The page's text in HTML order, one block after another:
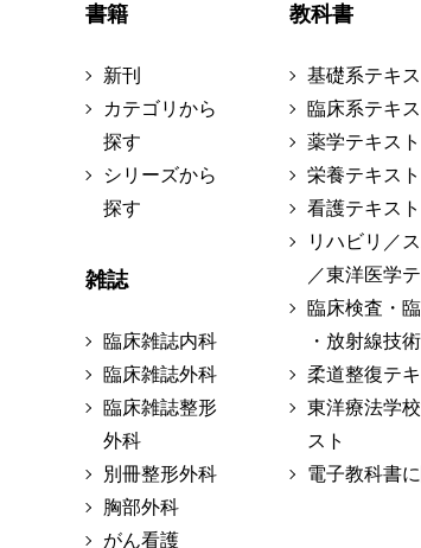
書籍
新刊
カテゴリから
探す
シリーズから
探す
雑誌
臨床雑誌内科
臨床雑誌外科
臨床雑誌整形
外科
別冊整形外科
胸部外科
がん看護
教科書
基礎系テキス
臨床系テキス
薬学テキスト
栄養テキスト
看護テキスト
リハビリ／
／東洋医学
臨床検査・
・放射線技
柔道整復テ
東洋療法学
スト
電子教科書